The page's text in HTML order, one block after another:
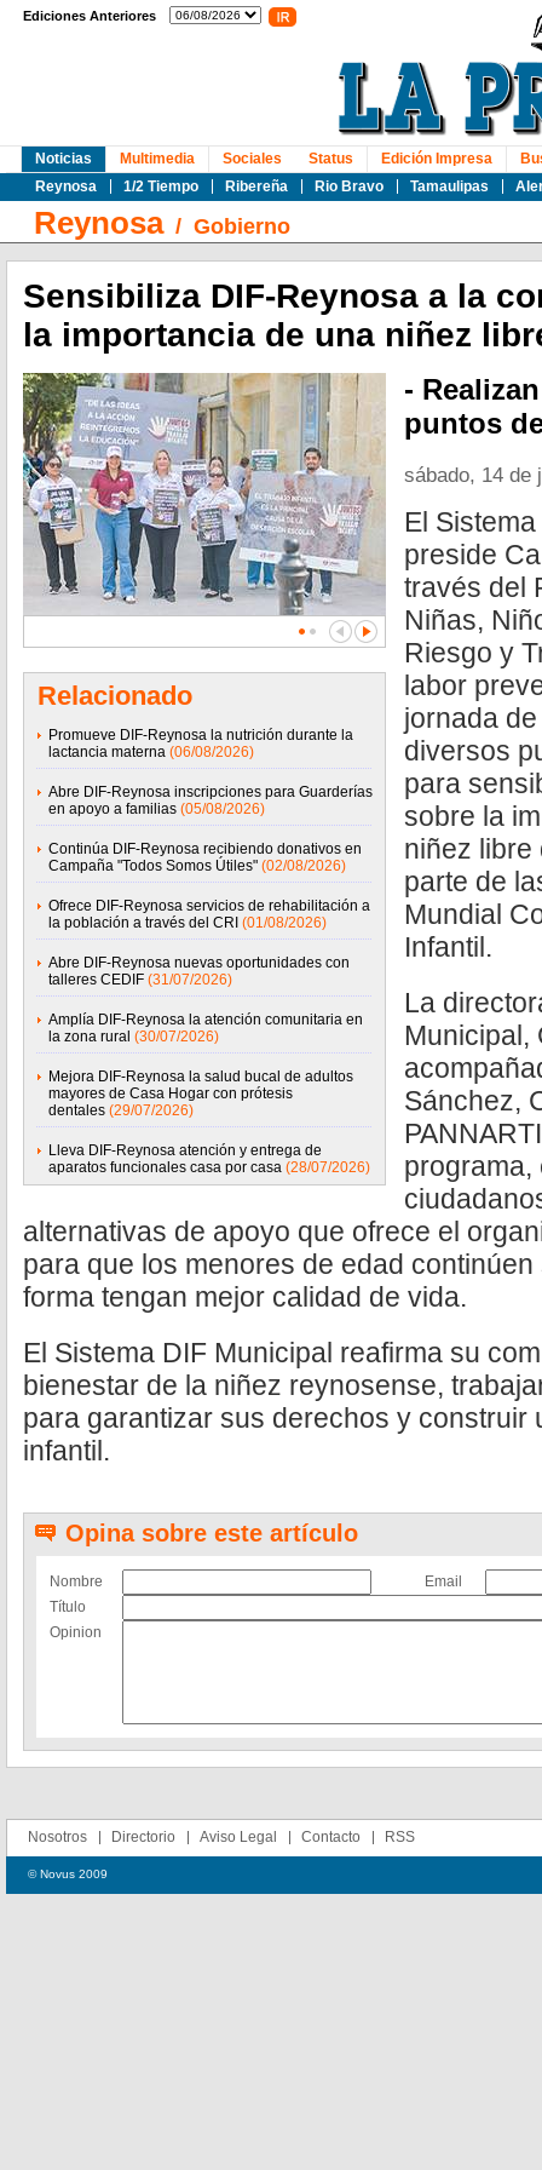
Ediciones Anteriores
Noticias
Reynosa
1/2 Tiempo Ribereña Rio Bravo Tamaulipas
Multimedia Sociales Status Edición Impresa
Reynosa/ Gobierno
Sensibiliza DIF-Reynosa a la
la importancia de una niñez
Relacionado
Promueve DIF-Reynosa la nutrición durante la
lactancia materna (06/08/2026)
Abre DIF-Reynosa inscripciones para Guarderías
en apoyo a familias (05/08/2026)
Continúa DIF-Reynosa recibiendo donativos en
Campaña "Todos Somos Útiles" (02/08/2026)
Ofrece DIF-Reynosa servicios de rehabilitación a
la población a través del CRI (01/08/2026)
Abre DIF-Reynosa nuevas oportunidades con
talleres CEDIF (31/07/2026)
Amplía DIF-Reynosa la atención comunitaria en
la zona rural (30/07/2026)
Mejora DIF-Reynosa la salud bucal de adultos
mayores de Casa Hogar con prótesis
dentales (29/07/2026)
Lleva DIF-Reynosa atención y entrega de
aparatos funcionales casa por casa (28/07/2026)
-
puntos
sábado, 14 de
El
preside
través del
Niñas,
Riesgo y
labor
jornada
diversos
para
sobre la
niñez libre
parte de
Mundial
Infantil.
La
Municipal,
Sánchez,
programa,
alternativas de apoyo que ofrece el
para que los menores de edad
forma tengan mejor calidad de vida.
El Sistema DIF Municipal reafirma su
bienestar de la niñez reynosense,
para garantizar sus derechos y construir
infantil.
Opina sobre este artículo
Nombre
Email
Título
Opinion
Nosotros Directorio Aviso Legal Contacto RSS
© Novus 2009